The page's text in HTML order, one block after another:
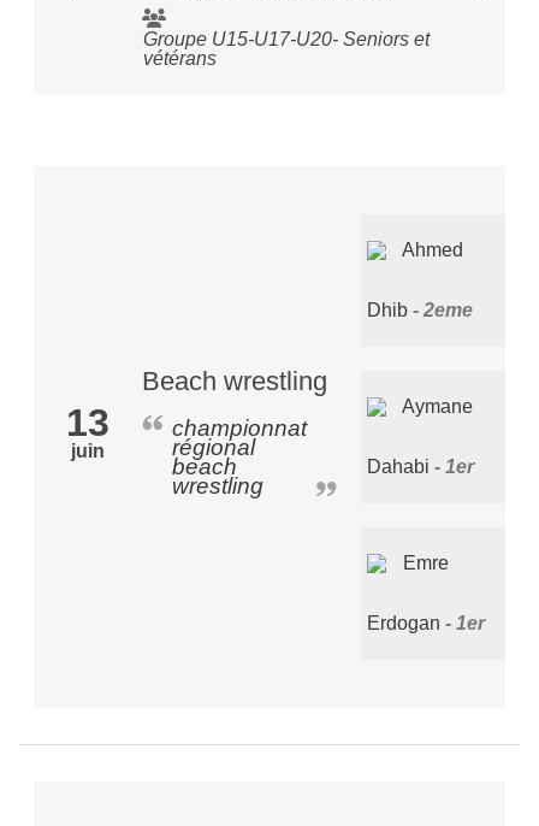
Groupe U15-U17-U20- Seniors et
vétérans
13
juin
Beach wrestling
championnat
régional
beach
wrestling
Ahmed
Dhib 2eme
Aymane
Dahabi 1er
Emre
Erdogan 1er